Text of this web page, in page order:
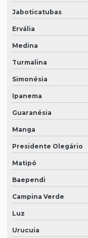
Jaboticatubas
Ervália
Medina
Turmalina
Simonésia
Ipanema
Guaranésia
Manga
Presidente Olegário
Matipó
Baependi
Campina Verde
Luz
Urucuia